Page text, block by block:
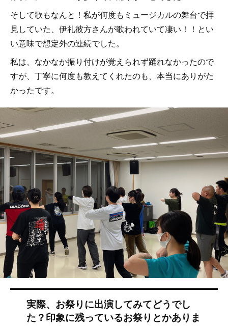
そして歌もなんと！私が何度もミュージカルの舞台で拝
見していた、伊礼彼方さんが歌われていて凄い！！とい
い意味で想定外の連続でした。
私は、なかなか振り付けが覚えられず踊れなかったので
すが、丁寧に何度も教えてくれたのも、本当にありがた
かったです。